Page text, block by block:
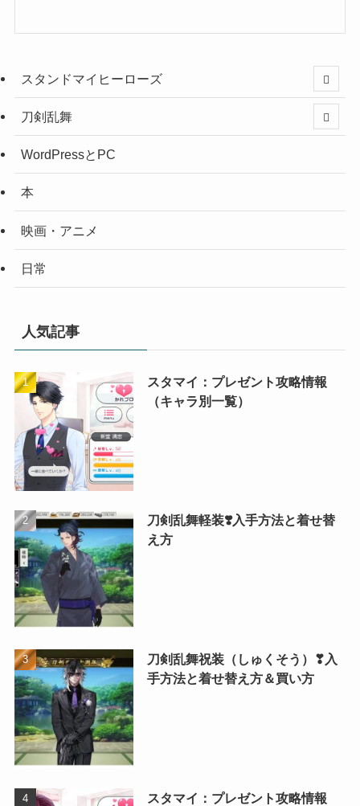
スタンドマイヒーローズ
刀剣乱舞
WordPressとPC
本
映画・アニメ
日常
人気記事
スタマイ：プレゼント攻略情報
（キャラ別一覧）
刀剣乱舞軽装❣️入手方法と着せ替
え方
刀剣乱舞祝装（しゅくそう）❣入
手方法と着せ替え方＆買い方
スタマイ：プレゼント攻略情報